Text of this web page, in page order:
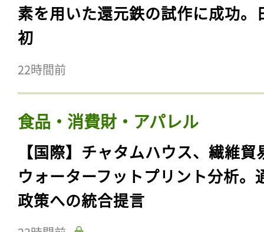
素を用いた還元鉄の試作に成功。
初
22時間前
食品・消費財・アパレル
【国際】チャタムハウス、繊維貿
ウォーターフットプリント分析。
政策への統合提言